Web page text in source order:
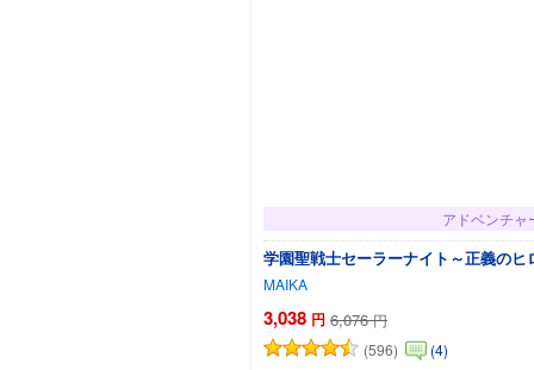
アドベンチャ
学園聖戦士セーラーナイト～正義の
MAIKA
3,038 円 6,076 円
(596)
(4)